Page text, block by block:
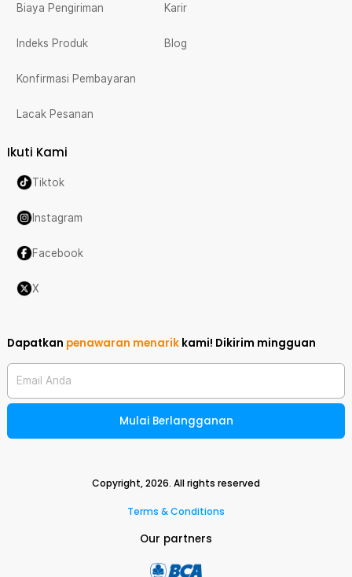
Biaya Pengiriman
Indeks Produk
Konfirmasi Pembayaran
Lacak Pesanan
Karir
Blog
Ikuti Kami
Tiktok
Instagram
Facebook
X
Dapatkan penawaran menarik kami! Dikirim mingguan
Email Anda
Mulai Berlangganan
Copyright,2026. All rights reserved
Terms & Conditions
Our partners